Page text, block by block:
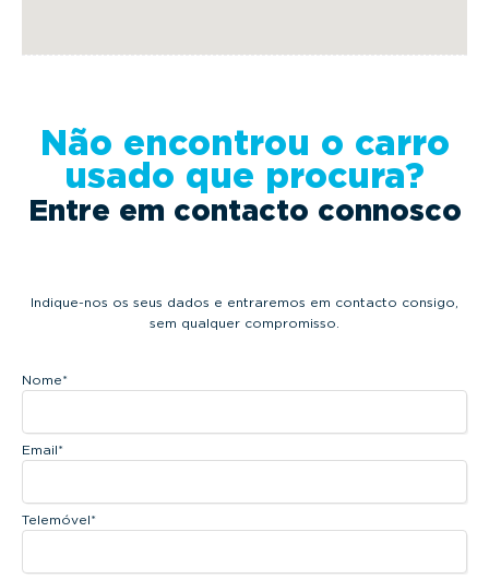
Não encontrou o carro
usado que procura?
Entre em contacto connosco
Indique-nos os seus dados e entraremos em contacto consigo,
sem qualquer compromisso.
Nome*
Email*
Telemóvel*